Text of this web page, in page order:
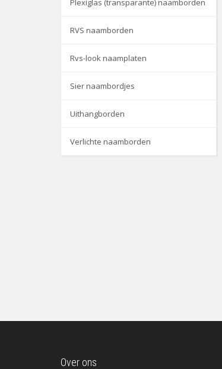
Plexiglas (transparante) naamborden
RVS naamborden
Rvs-look naamplaten
Sier naambordjes
Uithangborden
Verlichte naamborden
Over ons